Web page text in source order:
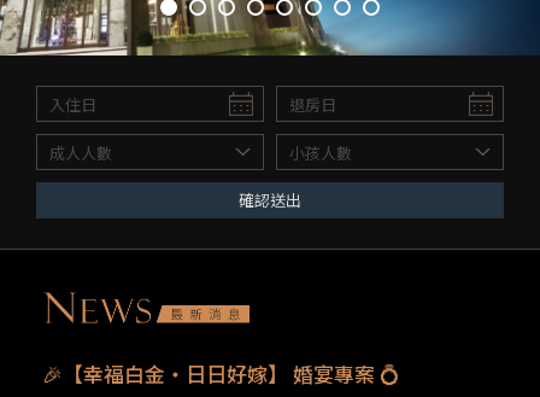
確認送出
🎉【幸福白金・日日好嫁】 婚宴專案 💍